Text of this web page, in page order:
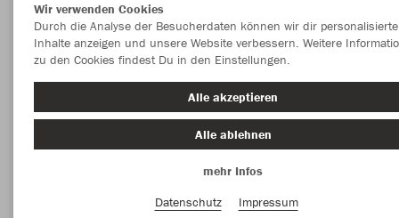
Wir verwenden Cookies
Durch die Analyse der Besucherdaten können wir dir personalisierte
Inhalte anzeigen und unsere Website verbessern. Weitere
zu den Cookies findest Du in den Einstellungen.
Alle akzeptieren
Alle ablehnen
mehr Infos
Datenschutz
Impressum